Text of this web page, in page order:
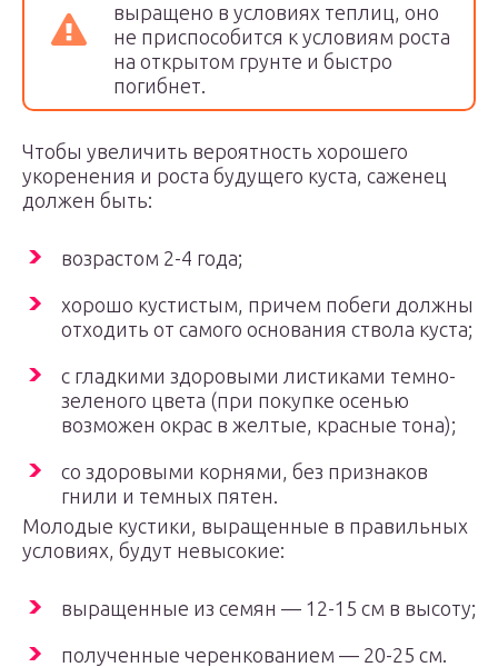
выращено в условиях теплиц, оно
не приспособится к условиям роста
на открытом грунте и быстро
погибнет.
Чтобы увеличить вероятность хорошего
укоренения и роста будущего куста, саженец
должен быть:
возрастом 2-4 года;
хорошо кустистым, причем побеги должны
отходить от самого основания ствола куста;
с гладкими здоровыми листиками темно-
зеленого цвета (при покупке осенью
возможен окрас в желтые, красные тона);
со здоровыми корнями, без признаков
гнили и темных пятен.
Молодые кустики, выращенные в правильных
условиях, будут невысокие:
выращенные из семян — 12-15 см в высоту;
полученные черенкованием — 20-25 см.